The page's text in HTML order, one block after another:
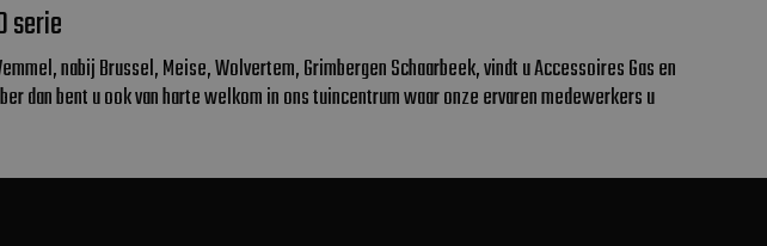
serie
nabij Brussel, Meise, Wolvertem, Grimbergen Schaarbeek, vindt u Accessoires Gas en
dan bent u ook van harte welkom in ons tuincentrum waar onze ervaren medewerkers u